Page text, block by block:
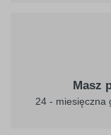
Masz
24 - miesięczna